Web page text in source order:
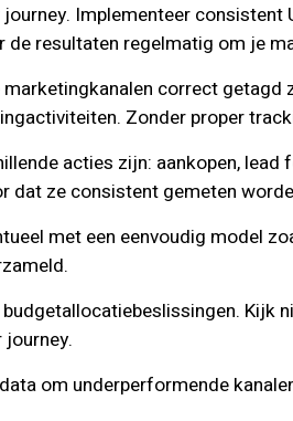
Implementeer
resultaten regelmatig om je
correct
Zonder proper
acties zijn: aankopen,
dat ze consistent gemeten
met een eenvoudig model
Kijk
om underperformende